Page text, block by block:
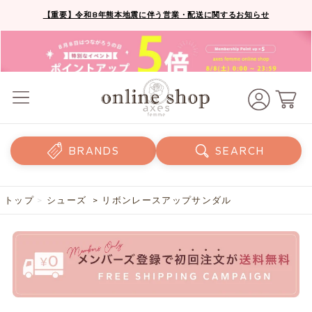
【重要】令和8年熊本地震に伴う営業・配送に関するお知らせ
BRANDS SEARCH
トップ > シューズ > リボンレースアップサンダル